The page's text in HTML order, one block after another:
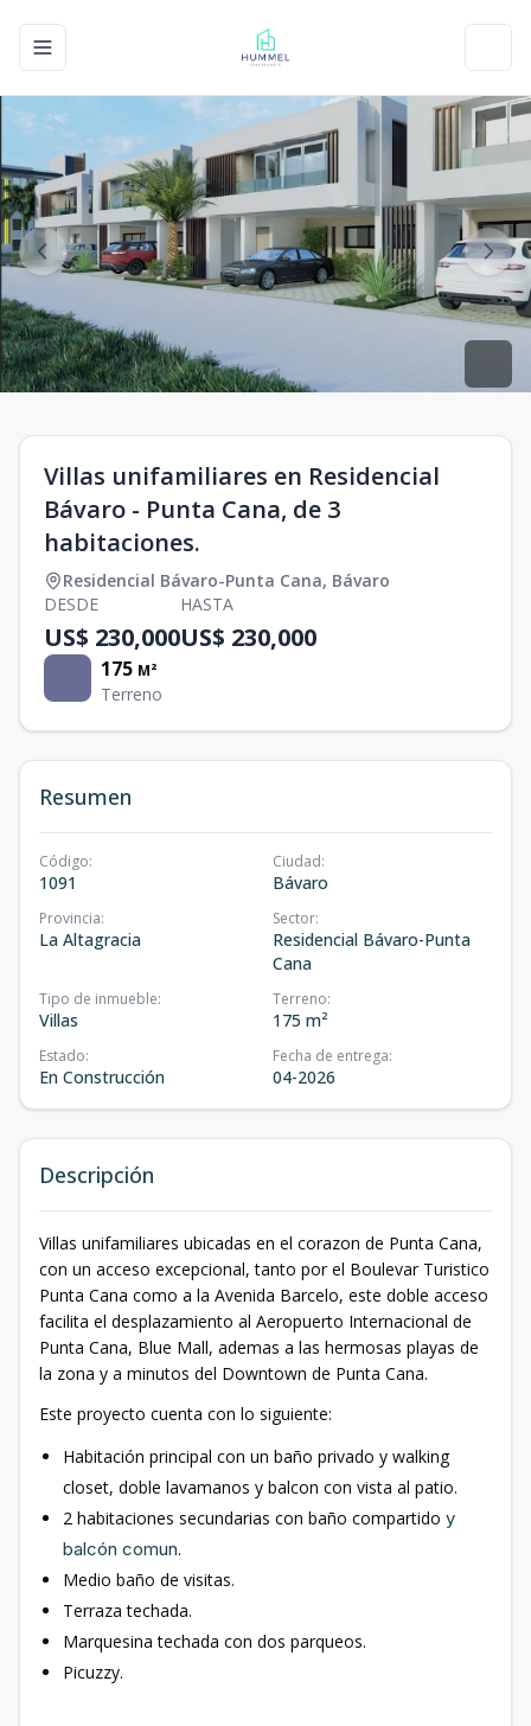
Toggle navigation menu
Villas unifamiliares en Residencial
Bávaro - Punta Cana, de 3
habitaciones.
Residencial Bávaro-Punta Cana, Bávaro
DESDE
US$ 230,000
HASTA
US$ 230,000
175 M²
Terreno
Resumen
Código:
1091
Ciudad:
Bávaro
Provincia:
La Altagracia
Sector:
Residencial Bávaro-Punta
Cana
Tipo de inmueble:
Villas
Terreno:
175 m²
Estado:
En Construcción
Fecha de entrega:
04-2026
Descripción
Villas unifamiliares ubicadas en el corazon de Punta Cana,
con un acceso excepcional, tanto por el Boulevar Turistico
Punta Cana como a la Avenida Barcelo, este doble acceso
facilita el desplazamiento al Aeropuerto Internacional de
Punta Cana, Blue Mall, ademas a las hermosas playas de
la zona y a minutos del Downtown de Punta Cana.
Este proyecto cuenta con lo siguiente:
Habitación principal con un baño privado y walking
closet, doble lavamanos y balcon con vista al patio.
2 habitaciones secundarias con baño compartido y
balcón comun.
Medio baño de visitas.
Terraza techada.
Marquesina techada con dos parqueos.
Picuzzy.